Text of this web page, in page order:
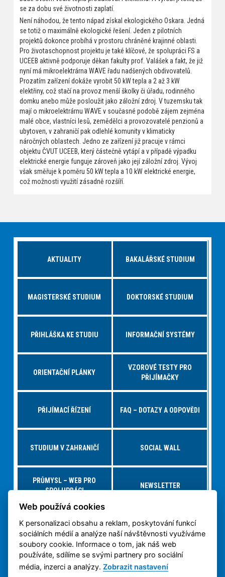
se za dobu své životnosti zaplatí.
Není náhodou, že tento nápad získal ekologického Oskara. Jedná
se totiž o maximálně ekologické řešení. Jeden z pilotních
projektů dokonce probíhá v prostoru chráněné krajinné oblasti.
Pro životaschopnost projektu je také klíčové, že spolupráci FS a
UCEEB aktivně podporuje děkan fakulty prof. Valášek a fakt, že již
nyní má mikroelektrárna WAVE řadu nadšených obdivovatelů.
Prozatím zařízení dokáže vyrobit 50 kW tepla a 2 až 3 kW
elektřiny, což stačí na provoz menší školky či úřadu, rodinného
domku anebo může posloužit jako záložní zdroj. V tuzemsku tak
mají o mikroelektrárnu WAVE v současné podobě zájem zejména
malé obce, vlastníci lesů, zemědělci a provozovatelé penzionů a
ubytoven, v zahraničí pak odlehlé komunity v klimaticky
náročných oblastech. Jedno ze zařízení již pracuje v rámci
objektu ČVUT UCEEB, který částečně vytápí a v případě výpadku
elektrické energie funguje zároveň jako její záložní zdroj. Vývoj
však směřuje k poměru 50 kW tepla a 10 kW elektrické energie,
což možnosti využití zásadně rozšíří.
AKTUALITY BAKALÁŘSKÉ STUDIUM
MAGISTERSKÉ STUDIUM DOKTORSKÉ STUDIUM
PŘIHLÁŠKA KE STUDIU INFORMAČNÍ SYSTÉMY
ORIENTAČNÍ PLÁNKY
VZOROVÉ TESTY PRO
PŘIJÍMAČKY
PŘIJÍMACÍ ŘÍZENÍ FAQ – DOTAZY A ODPOVĚDI
STUDIUM V ZAHRANIČÍ SOCIAL WALL
PRŮMYSL – WEB PRO
SPOLUPRÁCI
NEWSLETTER
NABÍDKY PRÁCE – JOBS FS VIRTUÁLNÍ PROHLÍDKA
3D TISK NA ČVUT
OCHRANA OSOBNÍCH
ÚDAJŮ
Web používá cookies
K personalizaci obsahu a reklam, poskytování funkcí
sociálních médií a analýze naší návštěvnosti využíváme
soubory cookie. Informace o tom, jak náš web
používáte, sdílíme se svými partnery pro sociální
média, inzerci a analýzy.Zobrazit nastavení